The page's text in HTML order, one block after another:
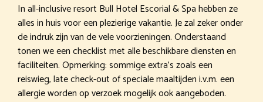
In all-inclusive resort Bull Hotel Escorial & Spa hebben ze
alles in huis voor een plezierige vakantie. Je zal zeker onder
de indruk zijn van de vele voorzieningen. Onderstaand
tonen we een checklist met alle beschikbare diensten en
faciliteiten. Opmerking: sommige extra’s zoals een
reiswieg, late check-out of speciale maaltijden i.v.m. een
allergie worden op verzoek mogelijk ook aangeboden.